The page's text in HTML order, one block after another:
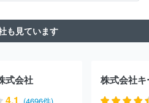
ルエンジニアリング株式会社
株式
株式会社
住友林業ホームテック
株式会社ＮＩＰＰＯ
旭化成リフォ
会社 中国塗料株式会社
中日本
京株式会社
奈良建設株式会社
も見ています
式会社
4.1
株式会社